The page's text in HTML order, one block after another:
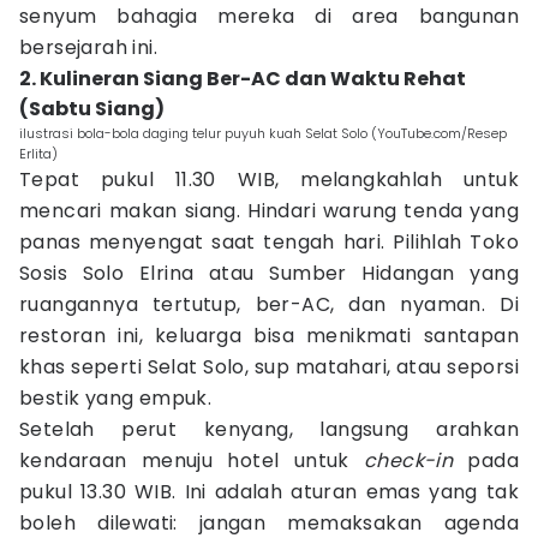
senyum bahagia mereka di area bangunan
bersejarah ini.
2. Kulineran Siang Ber-AC dan Waktu Rehat
(Sabtu Siang)
ilustrasi bola-bola daging telur puyuh kuah Selat Solo (YouTube.com/Resep
Erlita)
Tepat pukul 11.30 WIB, melangkahlah untuk
mencari makan siang. Hindari warung tenda yang
panas menyengat saat tengah hari. Pilihlah Toko
Sosis Solo Elrina atau Sumber Hidangan yang
ruangannya tertutup, ber-AC, dan nyaman. Di
restoran ini, keluarga bisa menikmati santapan
khas seperti Selat Solo, sup matahari, atau seporsi
bestik yang empuk.
Setelah perut kenyang, langsung arahkan
kendaraan menuju hotel untuk check-inpada
pukul 13.30 WIB. Ini adalah aturan emas yang tak
boleh dilewati: jangan memaksakan agenda